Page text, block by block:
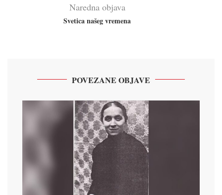
Naredna objava
Svetica našeg vremena
POVEZANE OBJAVE